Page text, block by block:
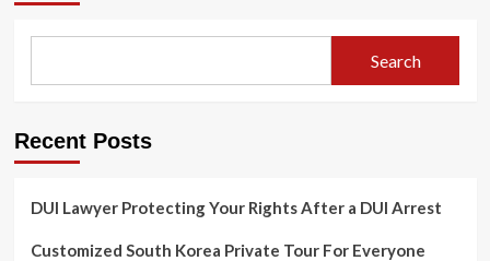
Search
Recent Posts
DUI Lawyer Protecting Your Rights After a DUI Arrest
Customized South Korea Private Tour For Everyone